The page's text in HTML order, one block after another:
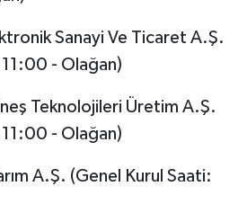
Sanayi Ve Ticaret A.Ş.
- Olağan)
Teknolojileri Üretim A.Ş.
- Olağan)
A.Ş. (Genel Kurul Saati: